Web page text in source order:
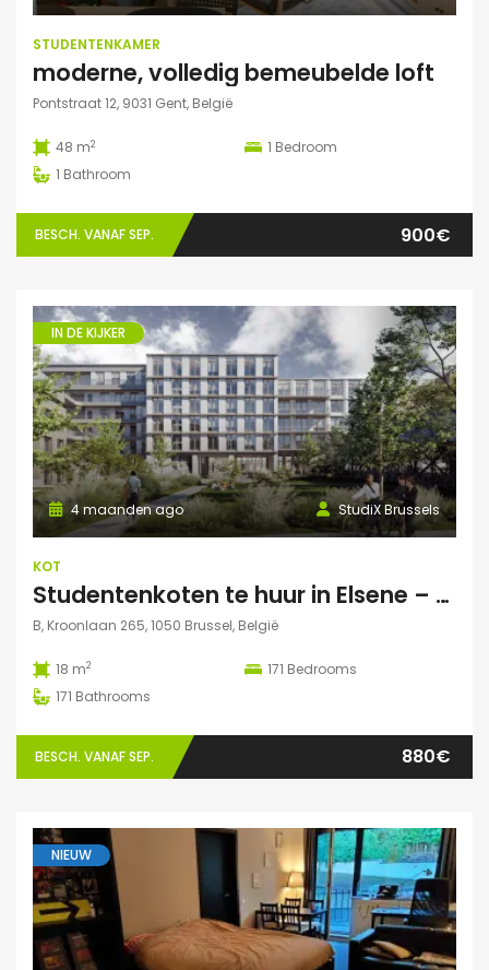
STUDENTENKAMER
moderne, volledig bemeubelde loft
Pontstraat 12, 9031 Gent, België
48 m2 1 Bedroom
1 Bathroom
BESCH. VANAF SEP. 900€
IN DE KIJKER
StudiX Brussels
4 maanden ago
KOT
Studentenkoten te huur in Elsene – Residentie StudiX
B, Kroonlaan 265, 1050 Brussel, België
18 m2 171 Bedrooms
171 Bathrooms
BESCH. VANAF SEP. 880€
NIEUW